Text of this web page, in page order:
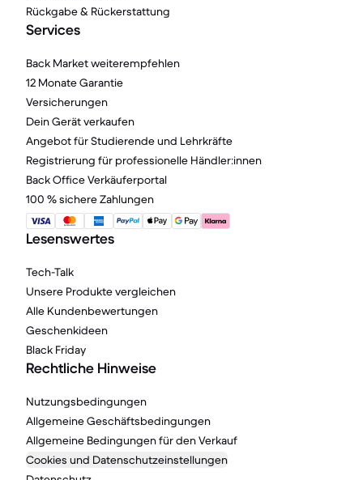
Rückgabe & Rückerstattung
Services
Back Market weiterempfehlen
12 Monate Garantie
Versicherungen
Dein Gerät verkaufen
Angebot für Studierende und Lehrkräfte
Registrierung für professionelle Händler:innen
Back Office Verkäuferportal
100 % sichere Zahlungen
Lesenswertes
Tech-Talk
Unsere Produkte vergleichen
Alle Kundenbewertungen
Geschenkideen
Black Friday
Rechtliche Hinweise
Nutzungsbedingungen
Allgemeine Geschäftsbedingungen
Allgemeine Bedingungen für den Verkauf
Cookies und Datenschutzeinstellungen